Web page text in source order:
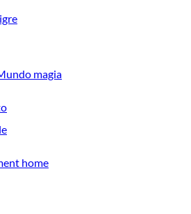
de decoración, estamos aquí para hacer
todo lo que tenemos para ofrecerte en
de Planchas de Policarbonato en
de calidad para tus proyectos y
y descubre todo lo que tenemos para
productos de Planchas de Policarbonato en
para tus proyectos de renovación y
ideas realidad!
magia
home